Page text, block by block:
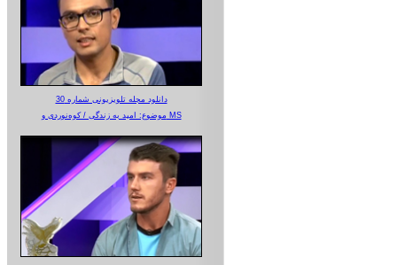
دانلود مجله تلویزیونی شماره 30
موضوع: امید به زندگی / کوه‌نوردی و MS